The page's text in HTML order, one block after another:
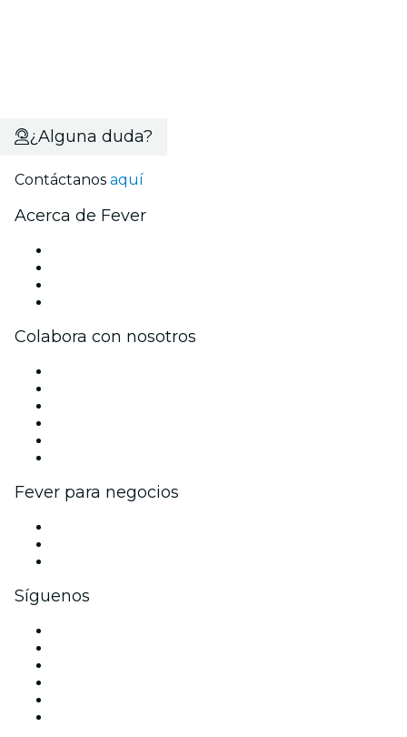
¿Alguna duda?
Contáctanos aquí
Acerca de Fever
Colabora con nosotros
Fever para negocios
Síguenos